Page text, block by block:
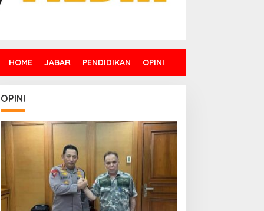
HOME JABAR PENDIDIKAN OPINI
OPINI